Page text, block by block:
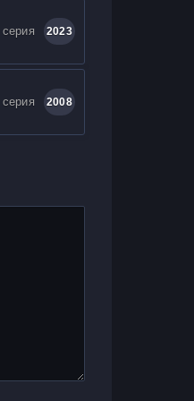
2023
2008